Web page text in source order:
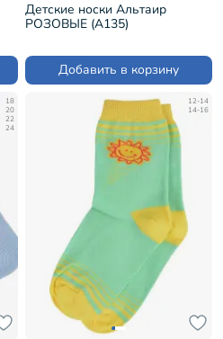
Детские носки Альтаир
РОЗОВЫЕ (А135)
Добавить в корзину
18
20
22
24
12-14
14-16